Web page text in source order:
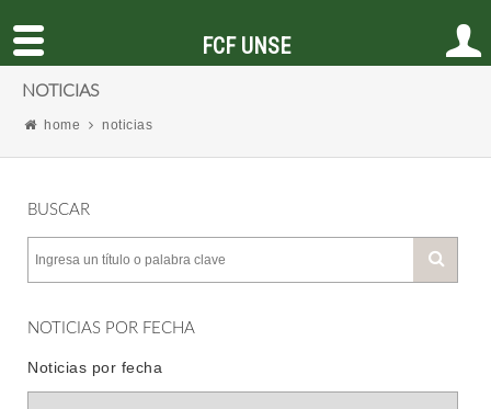
NOTICIAS
home noticias
BUSCAR
NOTICIAS POR FECHA
Noticias por fecha
FCF UNSE